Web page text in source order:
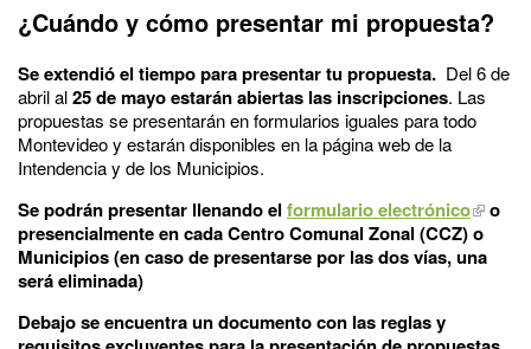
¿Cuándo y cómo presentar mi propuesta?
Se extendió el tiempo para presentar tu propuesta. Del 6 de
abril al25 de mayo estarán abiertas las inscripciones. Las
propuestas se presentarán en formularios iguales para todo
Montevideo y estarán disponibles en la página web de la
Intendencia y de los Municipios.
Se podrán presentar llenando el formulario electrónico
o
presencialmente en cada Centro Comunal Zonal (CCZ) o
Municipios (en caso de presentarse por las dos vías, una
será eliminada)
Debajo se encuentra un documento con las reglas y